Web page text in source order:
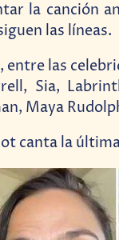
la canción
las líneas.
, entre las
Sia,
Maya
canta la